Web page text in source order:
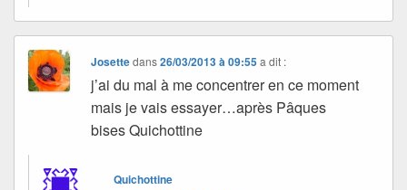
Josettedans26/03/2013 à 09:55 a dit :
j’ai du mal à me concentrer en ce moment
mais je vais essayer…après Pâques
bises Quichottine
Quichottine